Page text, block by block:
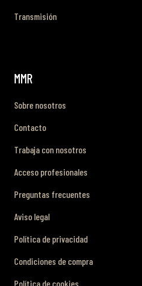
Transmisión
MMR
Sobre nosotros
Contacto
Trabaja con nosotros
Acceso profesionales
Preguntas frecuentes
Aviso legal
Política de privacidad
Condiciones de compra
Política de cookies